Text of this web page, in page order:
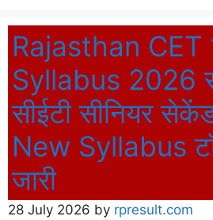
Rajasthan CET
Syllabus 2026
सीईटी सीनियर
New Syllabus
जारी
28 July 2026 by rpresult.com